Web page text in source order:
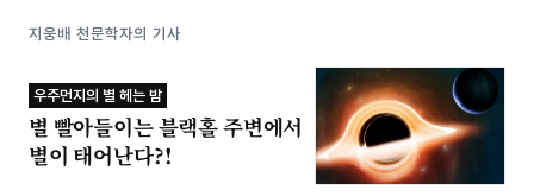
지웅배 천문학자의 기사
우주먼지의 별 헤는 밤
별 빨아들이는 블랙홀 주변에서
별이 태어난다?!